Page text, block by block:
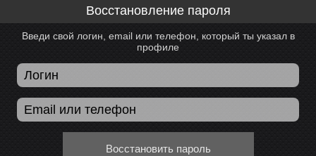
Восстановление пароля
Введи свой логин, email или телефон, который ты указал в
профиле
Восстановить пароль